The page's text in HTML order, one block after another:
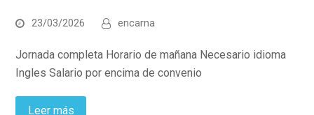
23/03/2026 encarna
Jornada completa Horario de mañana Necesario idioma
Ingles Salario por encima de convenio
Leer más